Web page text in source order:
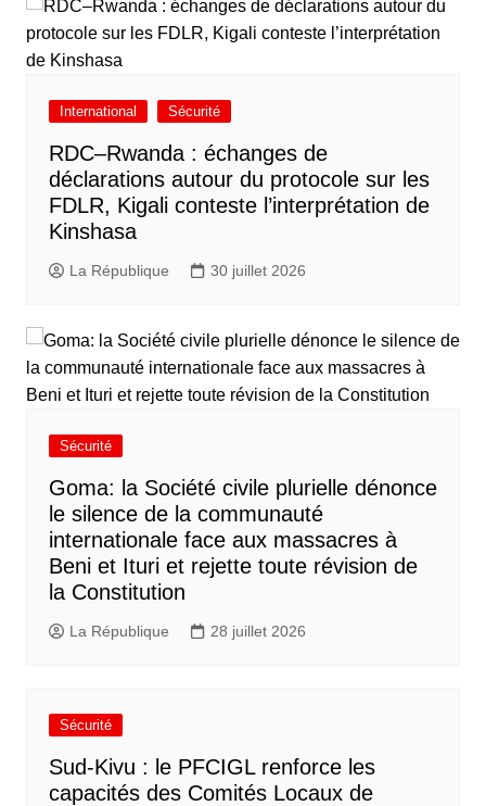
International Sécurité
RDC–Rwanda : échanges de
déclarations autour du protocole sur les
FDLR, Kigali conteste l’interprétation de
Kinshasa
La République 30 juillet 2026
Sécurité
Goma: la Société civile plurielle dénonce
le silence de la communauté
internationale face aux massacres à
Beni et Ituri et rejette toute révision de
la Constitution
La République 28 juillet 2026
Sécurité
Sud-Kivu : le PFCIGL renforce les
capacités des Comités Locaux de